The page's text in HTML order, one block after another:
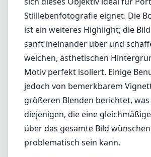
f/2.4 mit scharfen Bildern über verschiedene
hinweg. Offen bei f/2.4 liefert das Objektiv
Ergebnisse mit guter Farbwiedergabe und
Abblenden auf f/4 verbessert sich die Schärfe
dieses Objektiv ideal für Porträt- und
ineinander über und schaffen einen weichen,
Hintergrund, der das Motiv perfekt isoliert.
jedoch von bemerkbarem Vignettierung bei
berichtet, was für diejenigen, die eine
über das gesamte Bild wünschen,
Benutzerfreundlichkeit
Die Brennweite von 75mm macht dieses
insbesondere für Porträts, da es eine